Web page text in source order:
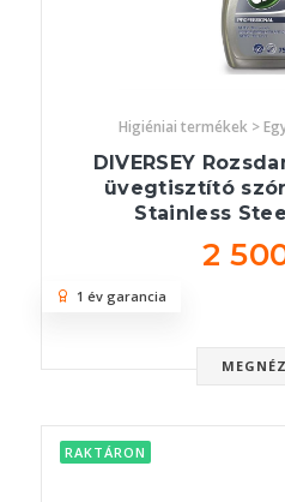
Higiéniai termékek >
DIVERSEY
üvegtisztító
Stainless
2
1 év garancia
RAKTÁRON